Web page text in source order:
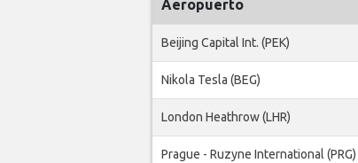
Aeropuerto
Beijing Capital Int. (PEK)
Nikola Tesla (BEG)
London Heathrow (LHR)
Prague - Ruzyne International (PRG)